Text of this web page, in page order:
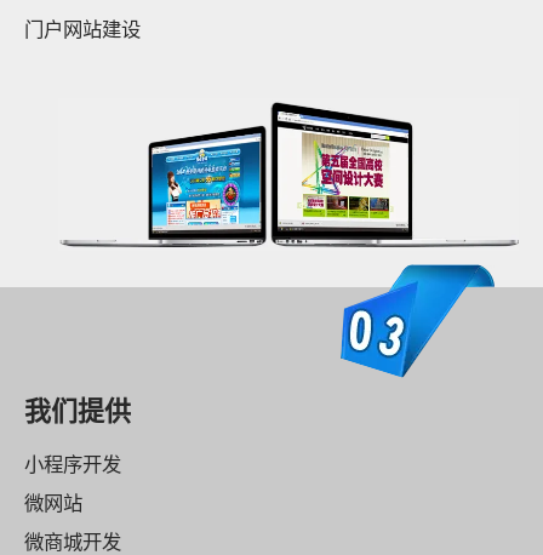
门户网站建设
我们提供
小程序开发
微网站
微商城开发